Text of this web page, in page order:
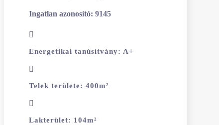
Ingatlan azonosító: 9145
Energetikai tanúsítvány: A+
Telek területe: 400m²
Lakterület: 104m²